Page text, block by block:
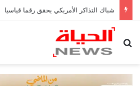
شباك التذاكر الأمريكي يحقق رقما قياسيا
بحث عن